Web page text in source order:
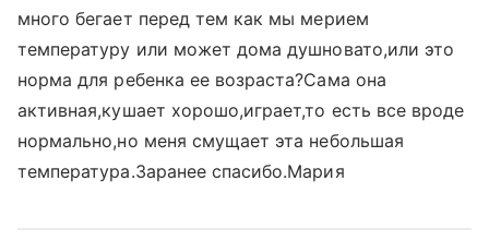
много бегает перед тем как мы мерием
температуру или может дома душновато,или это
норма для ребенка ее возраста?Сама она
активная,кушает хорошо,играет,то есть все вроде
нормально,но меня смущает эта небольшая
температура.Заранее спасибо.Мария